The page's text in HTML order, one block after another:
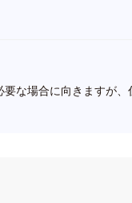
な場合に向きますが、